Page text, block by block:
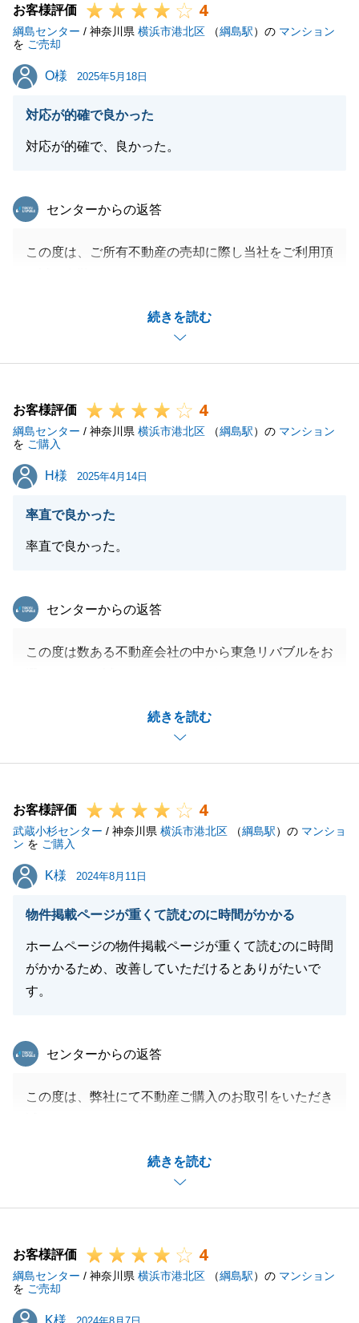
とうございました。_
今後とも、よろしくお願い申し上げます。
お客様評価 4
綱島センター / 神奈川県 横浜市港北区 （綱島駅）の マンション
を ご売却
O様
O様 2025年5月18日
対応が的確で良かった
対応が的確で、良かった。
続きを読む
東急リバブル
センターからの返答
この度は、ご所有不動産の売却に際し当社をご利用頂
的に当社を選んでいただけたこと非常に嬉しく思いま
また何かお手伝いできることがありましたら、是非と
この度は、有難うございました。
お客様評価 4
綱島センター / 神奈川県 横浜市港北区 （綱島駅）の マンション
を ご購入
H様
H様 2025年4月14日
率直で良かった
率直で良かった。
続きを読む
東急リバブル
センターからの返答
この度は数ある不動産会社の中から東急リバブルをお
が、迅速にご対応頂きましてありがとうございます。
新居での生活が素晴らしい日々となるよう、心から願
っております。
お悩み等ございましたら、お気軽にお申し付けくださ
い。
引き続き何卒よろしくお願いいたします。
閉じる
お客様評価 4
武蔵小杉センター / 神奈川県 横浜市港北区 （綱島駅）の マンショ
ン を ご購入
K様
K様 2024年8月11日
物件掲載ページが重くて読むのに時間がかかる
ホームページの物件掲載ページが重くて読むのに時間
がかかるため、改善していただけるとありがたいで
す。
続きを読む
東急リバブル
センターからの返答
この度は、弊社にて不動産ご購入のお取引をいただき
してしまい申し訳ございません。
ご指摘いただいた件につきましては、社内共有して改
善に努めて参ります。
す。
お客様評価 4
綱島センター / 神奈川県 横浜市港北区 （綱島駅）の マンション
を ご売却
K様
K様